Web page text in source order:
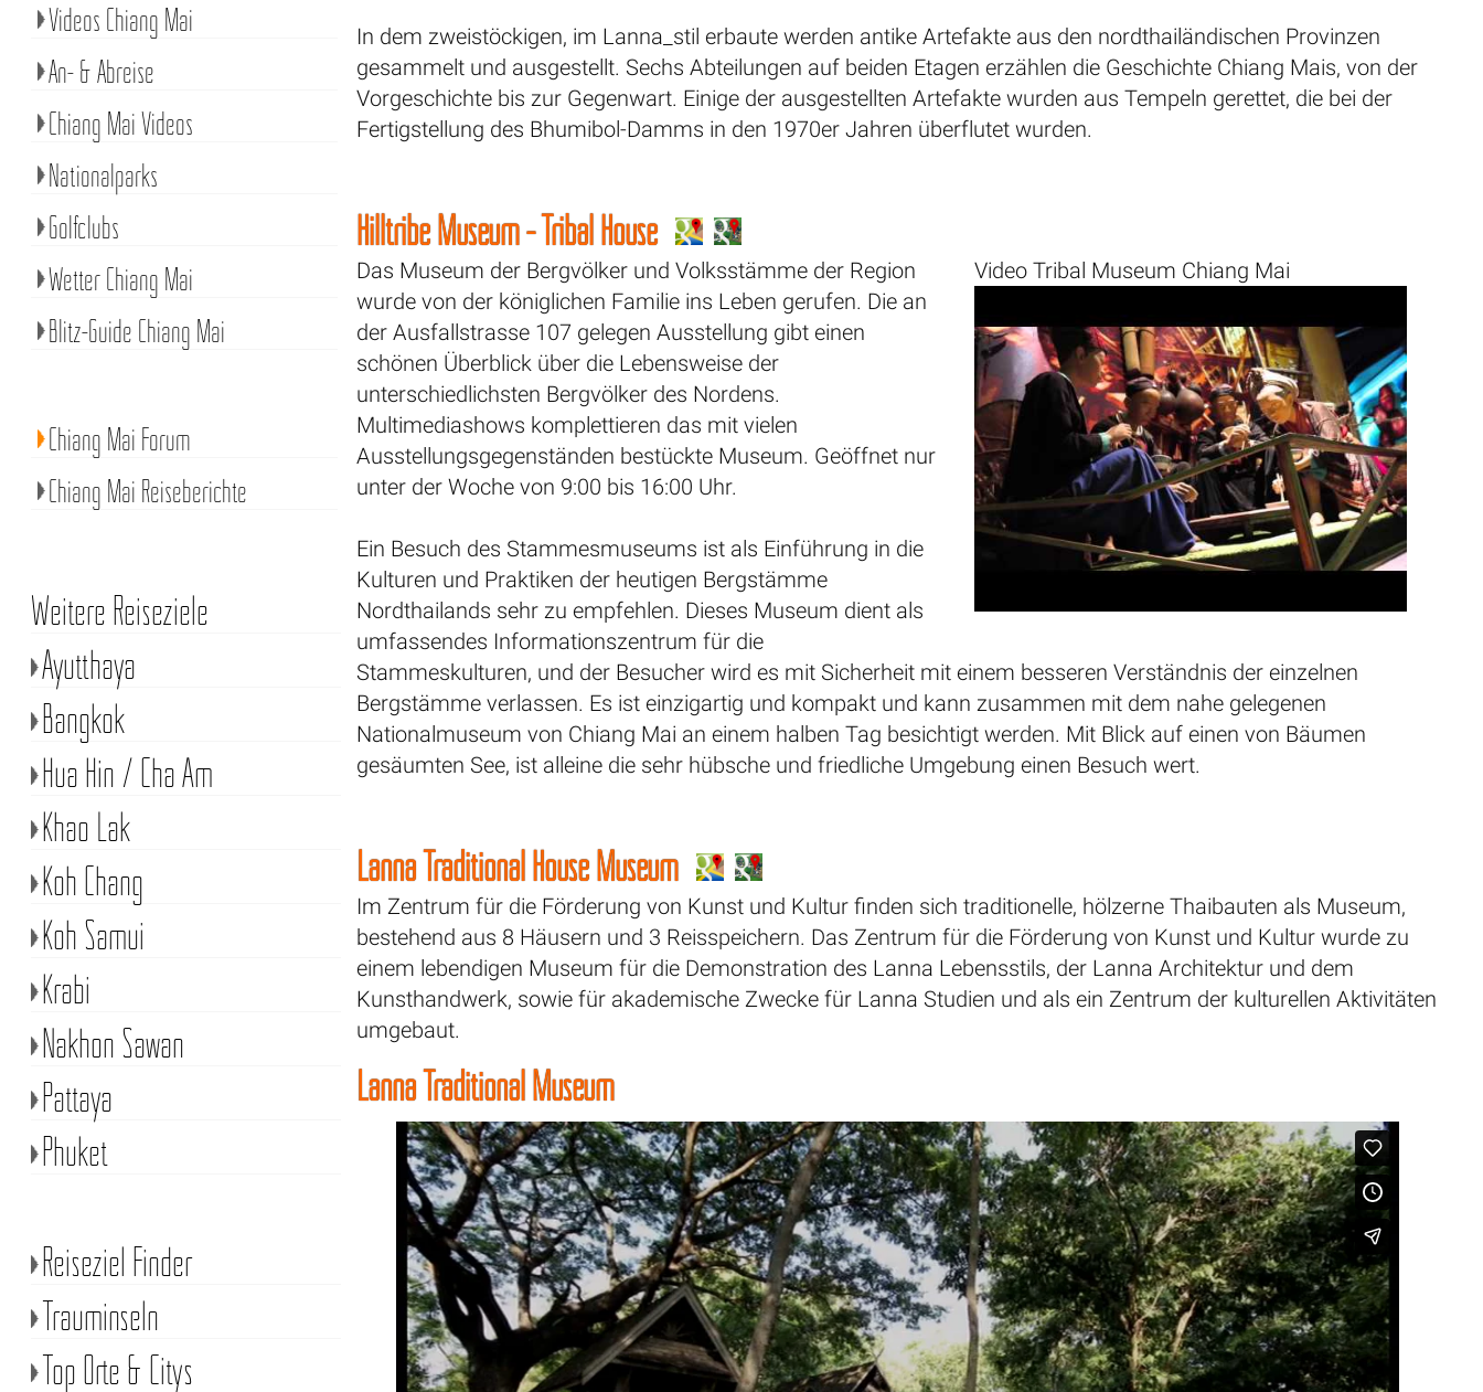
In dem zweistöckigen, im Lanna_stil erbaute werden antike Artefakte aus den nordthailändischen Provinzen
gesammelt und ausgestellt. Sechs Abteilungen auf beiden Etagen erzählen die Geschichte Chiang Mais, von der
Vorgeschichte bis zur Gegenwart. Einige der ausgestellten Artefakte wurden aus Tempeln gerettet, die bei der
Fertigstellung des Bhumibol-Damms in den 1970er Jahren überflutet wurden.
Hilltribe Museum - Tribal House
Video Tribal Museum Chiang Mai
Das Museum der Bergvölker und Volksstämme der Region
wurde von der königlichen Familie ins Leben gerufen. Die an
der Ausfallstrasse 107 gelegen Ausstellung gibt einen
schönen Überblick über die Lebensweise der
unterschiedlichsten Bergvölker des Nordens.
Multimediashows komplettieren das mit vielen
Ausstellungsgegenständen bestückte Museum. Geöffnet nur
unter der Woche von 9:00 bis 16:00 Uhr.
Ein Besuch des Stammesmuseums ist als Einführung in die
Kulturen und Praktiken der heutigen Bergstämme
Nordthailands sehr zu empfehlen. Dieses Museum dient als
umfassendes Informationszentrum für die
Stammeskulturen, und der Besucher wird es mit Sicherheit mit einem besseren Verständnis der einzelnen
Bergstämme verlassen. Es ist einzigartig und kompakt und kann zusammen mit dem nahe gelegenen
Nationalmuseum von Chiang Mai an einem halben Tag besichtigt werden. Mit Blick auf einen von Bäumen
gesäumten See, ist alleine die sehr hübsche und friedliche Umgebung einen Besuch wert.
Lanna Traditional House Museum
Im Zentrum für die Förderung von Kunst und Kultur finden sich traditionelle, hölzerne Thaibauten als Museum,
bestehend aus 8 Häusern und 3 Reisspeichern. Das Zentrum für die Förderung von Kunst und Kultur wurde zu
einem lebendigen Museum für die Demonstration des Lanna Lebensstils, der Lanna Architektur und dem
Kunsthandwerk, sowie für akademische Zwecke für Lanna Studien und als ein Zentrum der kulturellen Aktivitäten
umgebaut.
Lanna Traditional Museum
Videos Chiang Mai
An- & Abreise
Chiang Mai Videos
Nationalparks
Golfclubs
Wetter Chiang Mai
Blitz-Guide Chiang Mai
Chiang Mai Forum
Chiang Mai Reiseberichte
Weitere Reiseziele
Ayutthaya
Bangkok
Hua Hin / Cha Am
Khao Lak
Koh Chang
Koh Samui
Krabi
Nakhon Sawan
Pattaya
Phuket
Reiseziel Finder
Trauminseln
Top Orte & Citys